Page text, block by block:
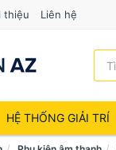
thiệu Liên hệ
HỆ THỐNG GIẢI TRÍ